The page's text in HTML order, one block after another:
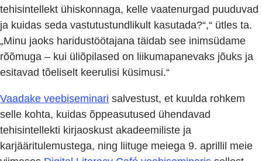
tehisintellekt ühiskonnaga, kelle vaatenurgad puuduvad
ja kuidas seda vastutustundlikult kasutada?“,“ ütles ta.
„Minu jaoks haridustöötajana täidab see inimsüdame
rõõmuga – kui üliõpilased on liikumapanevaks jõuks ja
esitavad tõeliselt keerulisi küsimusi.“
Vaadake veebiseminari salvestust, et kuulda rohkem
selle kohta, kuidas õppeasutused ühendavad
tehisintellekti kirjaoskust akadeemiliste ja
karjääritulemustega, ning liituge meiega 9. aprillil meie